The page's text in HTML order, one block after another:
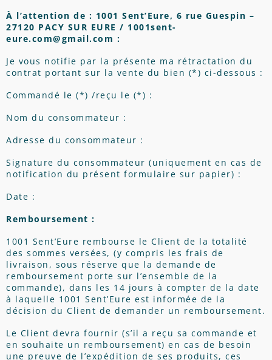
À l’attention de : 1001 Sent’Eure, 6 rue Guespin –
27120 PACY SUR EURE / 1001sent-
eure.com@gmail.com :
Je vous notifie par la présente ma rétractation du
contrat portant sur la vente du bien (*) ci-dessous :
Commandé le (*) /reçu le (*) :
Nom du consommateur :
Adresse du consommateur :
Signature du consommateur (uniquement en cas de
notification du présent formulaire sur papier) :
Date :
Remboursement :
1001 Sent’Eure rembourse le Client de la totalité
des sommes versées, (y compris les frais de
livraison, sous réserve que la demande de
remboursement porte sur l’ensemble de la
commande), dans les 14 jours à compter de la date
à laquelle 1001 Sent’Eure est informée de la
décision du Client de demander un remboursement.
Le Client devra fournir (s’il a reçu sa commande et
en souhaite un remboursement) en cas de besoin
une preuve de l’expédition de ses produits, ces